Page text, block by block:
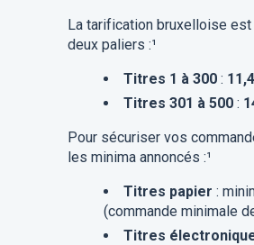
La tarification bruxelloise
deux paliers :¹
Titres 1 à 300:
Titres 301 à 500:
Pour sécuriser vos
les minima annoncés :¹
Titres papier :
(commande minimale
Titres